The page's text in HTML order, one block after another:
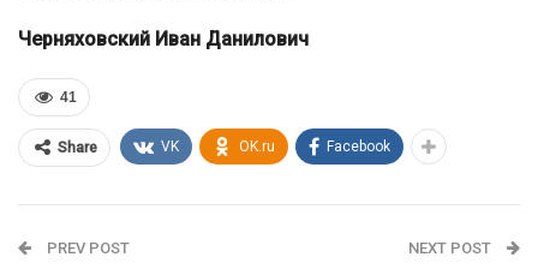
Черняховский Иван Данилович
41
Share VK OK.ru Facebook
PREV POST NEXT POST